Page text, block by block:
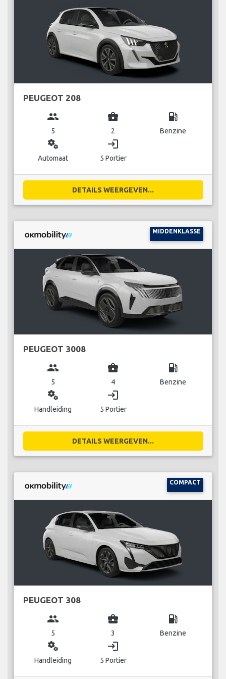
PEUGEOT 208
group
5
business_center
2
local_gas_station
Benzine
miscellaneous_services
Automaat
login
5 Portier
DETAILS WEERGEVEN...
MIDDENKLASSE
PEUGEOT 3008
group
5
business_center
4
local_gas_station
Benzine
miscellaneous_services
Handleiding
login
5 Portier
DETAILS WEERGEVEN...
COMPACT
PEUGEOT 308
group
5
business_center
3
local_gas_station
Benzine
miscellaneous_services
Handleiding
login
5 Portier